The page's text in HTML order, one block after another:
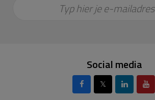
Typ hier je e-mailadres
Social media
𝕏